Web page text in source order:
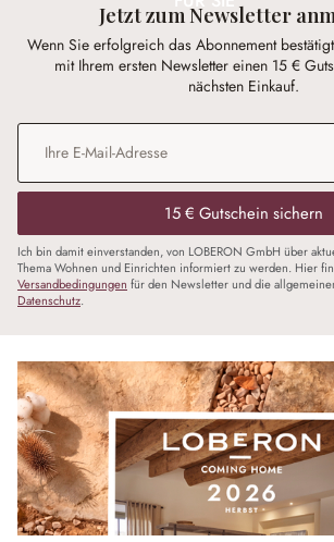
Jetzt zum Newsletter
Wenn Sie erfolgreich das Abonnement
mit Ihrem ersten Newsletter einen 15 €
nächsten Einkauf.
E-Mail-Adresse
15 € Gutschein sichern
Ich bin damit einverstanden, von LOBERON GmbH über
Thema Wohnen und Einrichten informiert zu werden. Hier
Versandbedingungen für den Newsletter und die
Datenschutz.